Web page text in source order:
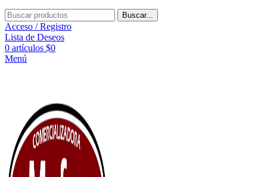
Buscar...
Acceso / Registro
Lista de Deseos
0 artículos $0
Menú